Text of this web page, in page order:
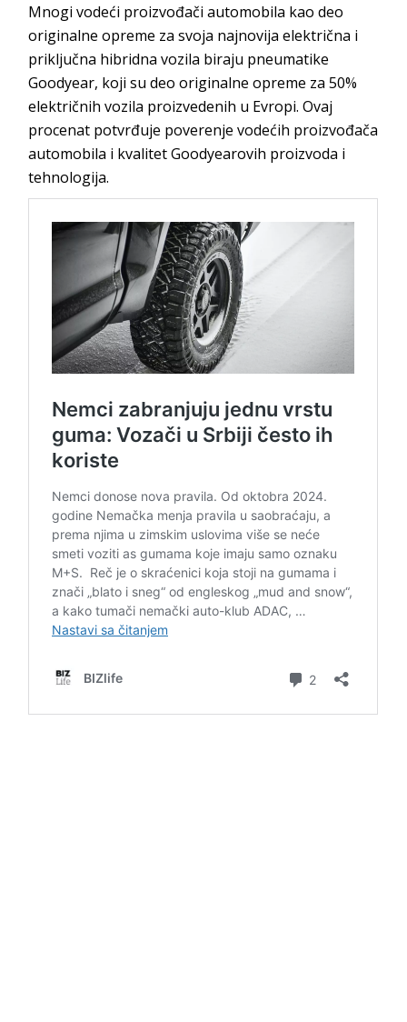
Mnogi vodeći proizvođači automobila kao deo
originalne opreme za svoja najnovija električna i
priključna hibridna vozila biraju pneumatike
Goodyear, koji su deo originalne opreme za 50%
električnih vozila proizvedenih u Evropi. Ovaj
procenat potvrđuje poverenje vodećih proizvođača
automobila i kvalitet Goodyearovih proizvoda i
tehnologija.